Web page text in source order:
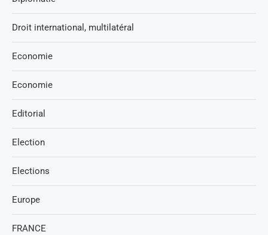
Droit international, multilatéral
Economie
Economie
Editorial
Election
Elections
Europe
FRANCE